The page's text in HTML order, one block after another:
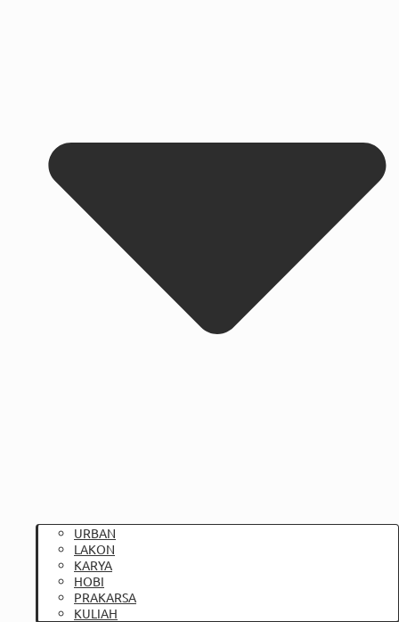
URBAN
LAKON
KARYA
HOBI
PRAKARSA
KULIAH